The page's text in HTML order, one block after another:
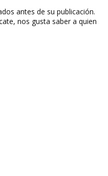
antes de su publicación.
nos gusta saber a quien